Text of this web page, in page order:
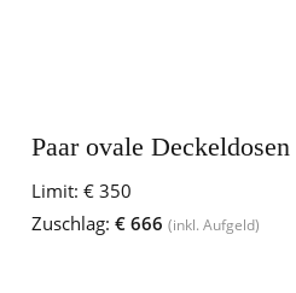
Paar ovale Deckeldosen
Limit: € 350
Zuschlag: € 666 (inkl. Aufgeld)